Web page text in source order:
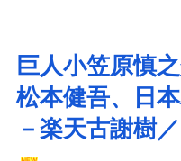
巨人小笠原慎
松本健吾、日
－楽天古謝樹